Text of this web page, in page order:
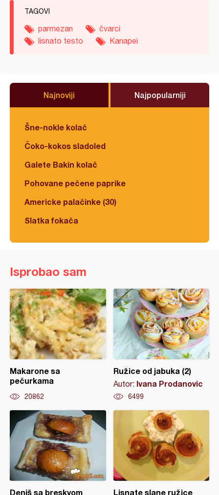
TAGOVI
parmezan
čvarci
lisnato testo
Kanapei
Najnoviji Najpopularniji
Šne-nokle kolač
Čoko-kokos sladoled
Galete Bakin kolač
Pohovane pečene paprike
Americke palačinke (30)
Slatka fokača
Isprobao sam
Makarone sa
pečurkama
20862
Ružice od jabuka (2)
Autor: Ivana Prodanovic
6499
Deniš sa breskvom Lisnate slane ružice